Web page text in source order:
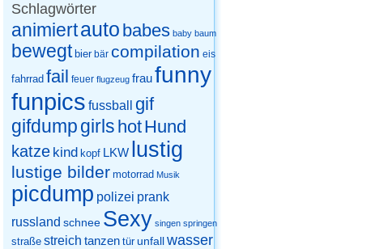
Schlagwörter
animiertauto babes baby baum
bewegt bier bär compilation eis
fahrrad fail feuer flugzeug fraufunny
funpics fussball gif
gifdump girls hotHund
katze kind kopf LKW lustig
lustige bilder motorrad Musik
picdump polizei prank
russland schnee Sexy singen springen
straße streich tanzen tür unfallwasser